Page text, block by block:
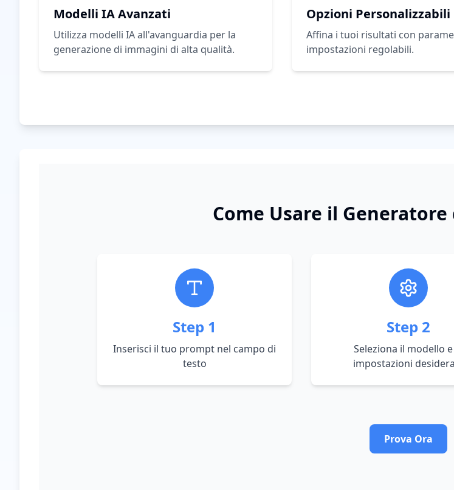
Modelli IA Avanzati
Utilizza modelli IA all'avanguardia per la
generazione di immagini di alta qualità.
Opzioni Personalizzabili
Affina i tuoi risultati con
impostazioni regolabili.
Come Usare il
Step 1
Inserisci il tuo prompt nel campo di
testo
Step 2
Seleziona il modello
impostazioni
Prova Ora